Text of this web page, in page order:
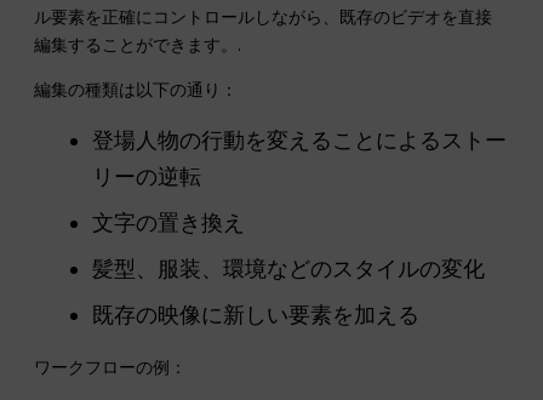
ル要素を正確にコントロールしながら、既存のビデオを直接
編集することができます。.
編集の種類は以下の通り：
登場人物の行動を変えることによるストー
リーの逆転
文字の置き換え
髪型、服装、環境などのスタイルの変化
既存の映像に新しい要素を加える
ワークフローの例：